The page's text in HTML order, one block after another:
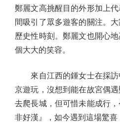
鄭麗文高挑醒目的外形加上
間吸引了眾多遊客的關注。
歷史性時刻。鄭麗文也開心
個大大的笑容。
來自江西的鍾女士在採訪
京遊玩，沒想到能在故宮偶
去爬長城，但可惜未能成行
非好漢』，如今遇到這場驚喜